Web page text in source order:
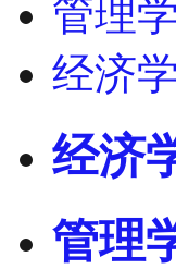
管理学
经济学
经济
管理